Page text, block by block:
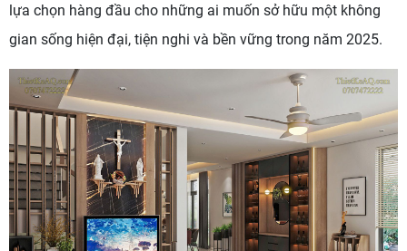
lựa chọn hàng đầu cho những ai muốn sở hữu một không
gian sống hiện đại, tiện nghi và bền vững trong năm 2025.